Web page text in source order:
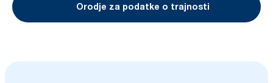
Orodje za podatke o trajnosti